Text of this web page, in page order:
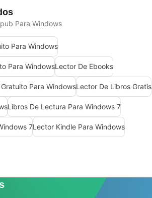
Para Windows
Para Windows
Para WindowsLector De Ebooks
Para WindowsLector De Libros Gratis
Libros De Lectura Para Windows 7
7Lector Kindle Para Windows